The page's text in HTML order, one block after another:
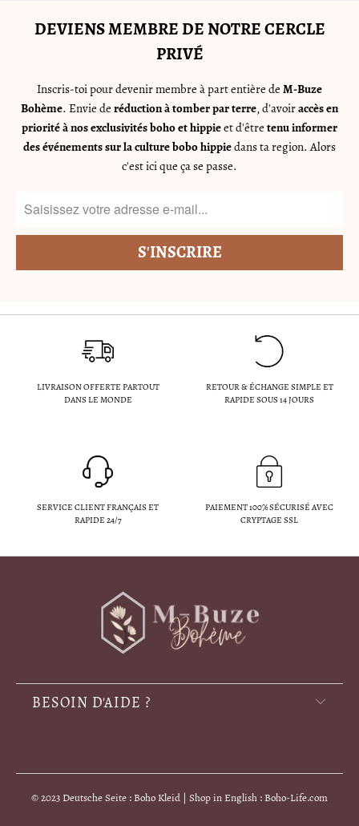
DEVIENS MEMBRE DE NOTRE CERCLE
PRIVÉ
Inscris-toi pour devenir membre à part entière de M-Buze
Bohème. Envie de réduction à tomber par terre, d'avoiraccès en
priorité à nos exclusivités boho et hippieet d'être tenu informer
des événements sur la culture bobo hippiedans ta region. Alors
c'est ici que ça se passe.
LIVRAISON OFFERTE PARTOUT
DANS LE MONDE
RETOUR & ÉCHANGE SIMPLE ET
RAPIDE SOUS 14 JOURS
SERVICE CLIENT FRANÇAIS ET
RAPIDE 24/7
PAIEMENT 100% SÉCURISÉ AVEC
CRYPTAGE SSL
BESOIN D'AIDE ?
© 2023 Deutsche Seite : Boho Kleid | Shop in English : Boho-Life.com